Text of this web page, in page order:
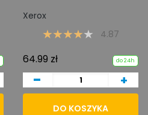
Xerox
4.87
64.99 zł do 24h
- +
DO KOSZYKA